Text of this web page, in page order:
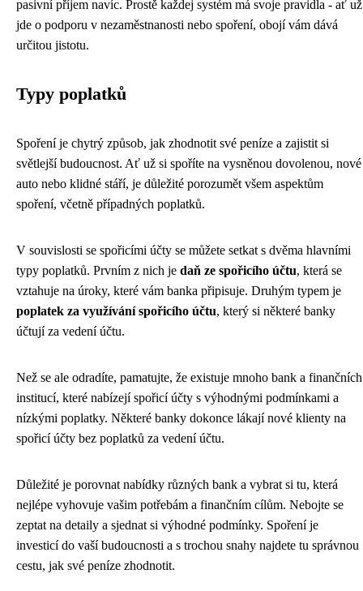
pasivní příjem navíc. Prostě každej systém má svoje pravidla - ať už
jde o podporu v nezaměstnanosti nebo spoření, obojí vám dává
určitou jistotu.
Typy poplatků
Spoření je chytrý způsob, jak zhodnotit své peníze a zajistit si
světlejší budoucnost. Ať už si spoříte na vysněnou dovolenou, nové
auto nebo klidné stáří, je důležité porozumět všem aspektům
spoření, včetně případných poplatků.
V souvislosti se spořicími účty se můžete setkat s dvěma hlavními
typy poplatků. Prvním z nich je daň ze spořicího účtu, která se
vztahuje na úroky, které vám banka připisuje. Druhým typem je
poplatek za využívání spořicího účtu, který si některé banky
účtují za vedení účtu.
Než se ale odradíte, pamatujte, že existuje mnoho bank a finančních
institucí, které nabízejí spořicí účty s výhodnými podmínkami a
nízkými poplatky. Některé banky dokonce lákají nové klienty na
spořicí účty bez poplatků za vedení účtu.
Důležité je porovnat nabídky různých bank a vybrat si tu, která
nejlépe vyhovuje vašim potřebám a finančním cílům. Nebojte se
zeptat na detaily a sjednat si výhodné podmínky. Spoření je
investicí do vaší budoucnosti a s trochou snahy najdete tu správnou
cestu, jak své peníze zhodnotit.